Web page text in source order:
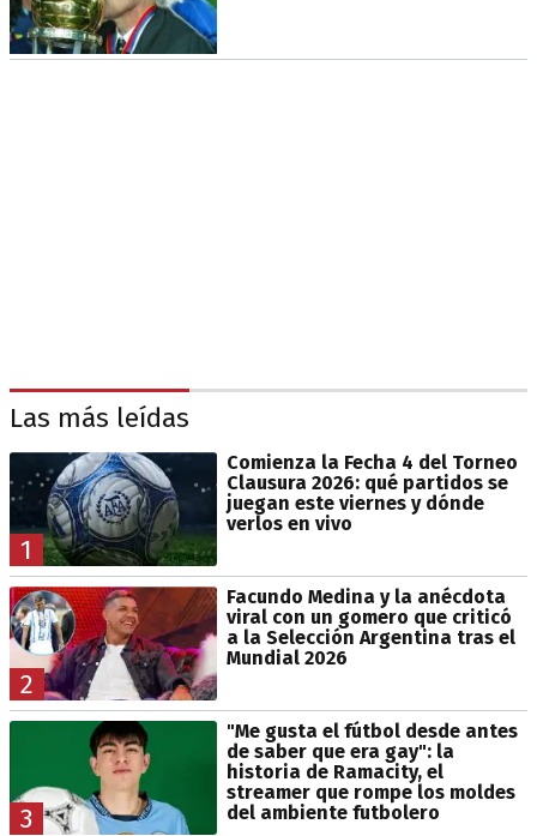
Las más leídas
1
Comienza la Fecha 4 del Torneo
Clausura 2026: qué partidos se
juegan este viernes y dónde
verlos en vivo
2
Facundo Medina y la anécdota
viral con un gomero que criticó
a la Selección Argentina tras el
Mundial 2026
3
"Me gusta el fútbol desde antes
de saber que era gay": la
historia de Ramacity, el
streamer que rompe los moldes
del ambiente futbolero